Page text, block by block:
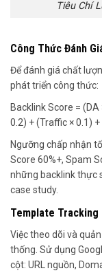
Tiêu Chí
Công Thức Đánh
Để đánh giá chất
phát triển công thức:
Backlink Score =
0.2) + (Traffic × 0.1)
Ngưỡng chấp nhận
Score 60%+, Spam
những backlink thực
case study.
Template Tracking
Việc theo dõi và
thống. Sử dụng
cột: URL nguồn,